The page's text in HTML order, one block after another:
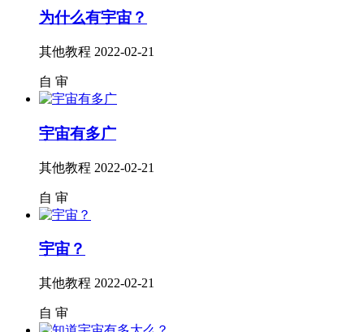
为什么有宇宙？
其他教程 2022-02-21
自 审
宇宙有多广
其他教程 2022-02-21
自 审
宇宙？
其他教程 2022-02-21
自 审